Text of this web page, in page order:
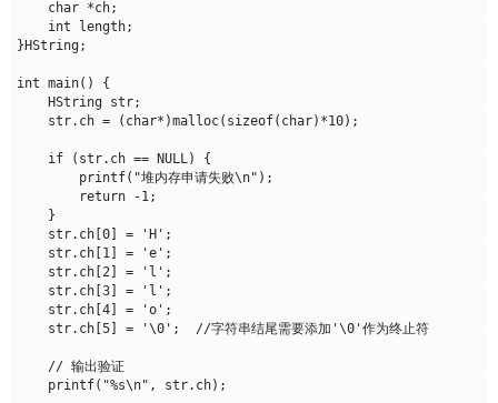
}HString;
int main() {